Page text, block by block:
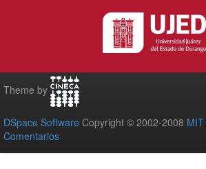
Theme by
DSpace Software Copyright © 2002-2008 MIT
Comentarios